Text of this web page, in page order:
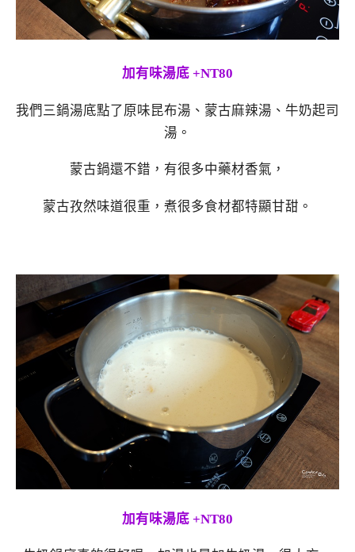
加有味湯底 +NT80
我們三鍋湯底點了原味昆布湯、蒙古麻辣湯、牛奶起司
湯。
蒙古鍋還不錯，有很多中藥材香氣，
蒙古孜然味道很重，煮很多食材都特顯甘甜。
加有味湯底 +NT80